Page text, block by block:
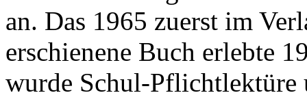
an. Das 1965 zuerst im
erschienene Buch erlebte
wurde Schul-Pflichtlektüre